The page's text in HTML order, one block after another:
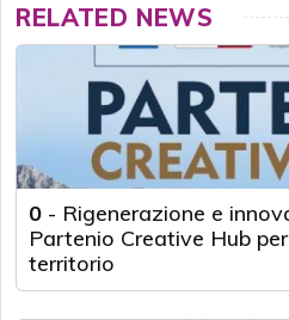
RELATED NEWS
0 - Rigenerazione e
Partenio Creative Hub
territorio